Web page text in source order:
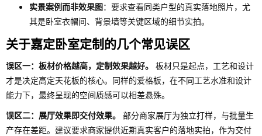
实景案例而非效果图：要求查看同类户型的真实落地照片，尤
其是卧室衣帽间、背景墙等关键区域的细节实拍。
关于嘉定卧室定制的几个常见误区
误区一：板材价格越高，定制效果越好。 板材只是起点，工艺和设计
才是决定高定天花板的核心。同样的爱格板，在不同工艺水准和设计
能力下，最终呈现的空间质感可以相差悬殊。
误区二：展厅效果即交付效果。 部分商家展厅为独立打样，与批量生
产存在差距。建议要求商家提供近期真实客户的落地实拍，作为交付